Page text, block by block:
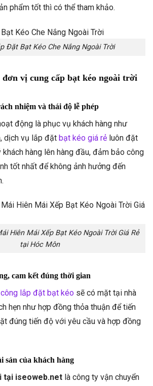
phẩm tốt thì có thể tham khảo.
Đặt Bạt Kéo Che Nắng Ngoài Trời
đơn vị cung cấp bạt kéo ngoài trời
nhiệm và thái độ lễ phép
động là phục vụ khách hàng như
dịch vụ lắp đặt bạt kéo giá rẻ luôn đặt
hàng lên hàng đầu, đảm bảo công
tốt nhất để không ảnh hưởng đến
Hiên Mái Xếp Bạt Kéo Ngoài Trời Giá Rẻ
tại Hóc Môn
cam kết đúng thời gian
lắp đặt bạt kéo sẽ có mặt tại nhà
hẹn như hợp đồng thỏa thuận để tiến
đúng tiến độ với yêu cầu và hợp đồng
sản của khách hàng
tại iseoweb.net là công ty vận chuyển